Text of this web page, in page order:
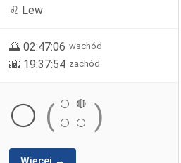
♌ Lew
🌅 02:47:06 wschód
🌇 19:37:54 zachód
⚪ ( ⚪
🔴
⚪
⚪ )